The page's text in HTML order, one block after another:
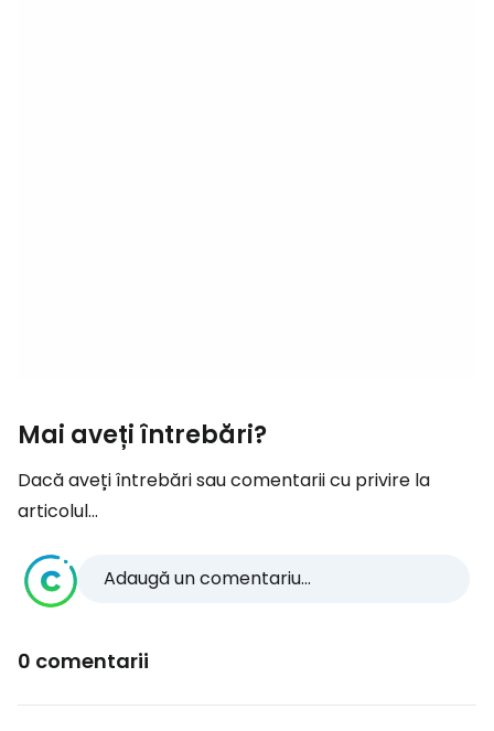
Mai aveți întrebări?
Dacă aveți întrebări sau comentarii cu privire la
articolul...
Adaugă un comentariu...
0 comentarii